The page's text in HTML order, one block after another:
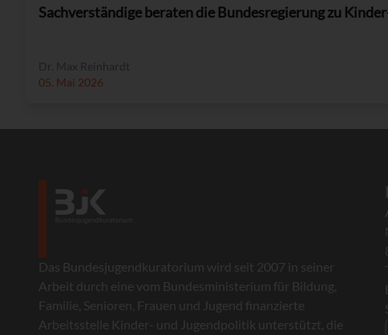
Sachverständige beraten die Bundesregierung zu
05. Mai 2026
Das Bundesjugendkuratorium wird seit 2007 in seiner
Arbeit durch eine vom Bundesministerium für Bildung,
Familie, Senioren, Frauen und Jugend finanzierte
Arbeitsstelle Kinder- und Jugendpolitik unterstützt, die